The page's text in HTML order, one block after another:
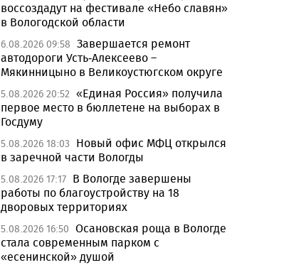
воссоздадут на фестивале «Небо славян»
в Вологодской области
6.08.2026 09:58 Завершается ремонт
автодороги Усть-Алексеево –
Мякинницыно в Великоустюгском округе
5.08.2026 20:52 «Единая Россия» получила
первое место в бюллетене на выборах в
Госдуму
5.08.2026 18:03
Новый офис МФЦ открылся
в заречной части Вологды
5.08.2026 17:17 В Вологде завершены
работы по благоустройству на 18
дворовых территориях
5.08.2026 16:50 Осановская роща в Вологде
стала современным парком с
«есенинской» душой